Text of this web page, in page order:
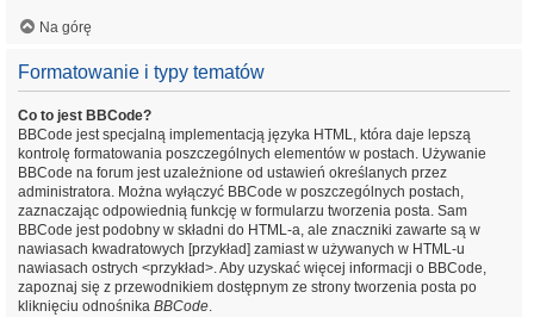
Na górę
Formatowanie i typy tematów
Co to jest BBCode?
BBCode jest specjalną implementacją języka HTML, która daje lepszą
kontrolę formatowania poszczególnych elementów w postach. Używanie
BBCode na forum jest uzależnione od ustawień określanych przez
administratora. Można wyłączyć BBCode w poszczególnych postach,
zaznaczając odpowiednią funkcję w formularzu tworzenia posta. Sam
BBCode jest podobny w składni do HTML-a, ale znaczniki zawarte są w
nawiasach kwadratowych [przykład] zamiast w używanych w HTML-u
nawiasach ostrych <przykład>. Aby uzyskać więcej informacji o BBCode,
zapoznaj się z przewodnikiem dostępnym ze strony tworzenia posta po
kliknięciu odnośnika BBCode.